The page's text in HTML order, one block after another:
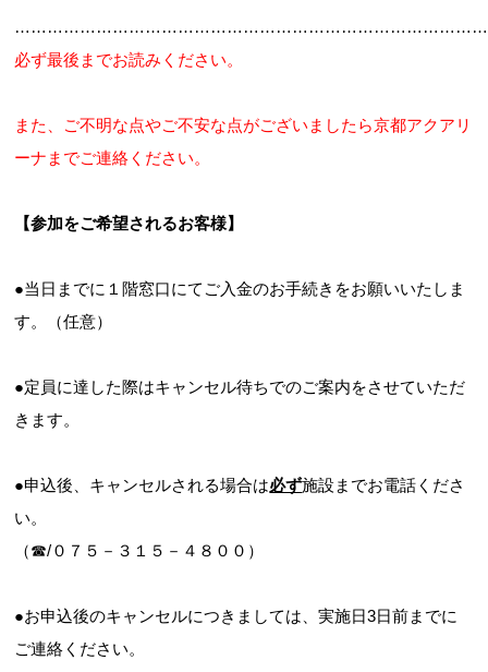
必ず最後までお読みください。
また、ご不明な点やご不安な点がございましたら京都アクアリ
ーナまでご連絡ください。
【参加をご希望されるお客様】
●当日までに１階窓口にてご入金のお手続きをお願いいたしま
す。（任意）
●定員に達した際はキャンセル待ちでのご案内をさせていただ
きます。
●申込後、キャンセルされる場合は必ず施設までお電話くださ
い。
（☎/０７５－３１５－４８００）
●お申込後のキャンセルにつきましては、実施日3日前までに
ご連絡ください。